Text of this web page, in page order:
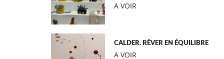
A VOIR
CALDER. RÊVER EN ÉQUILIBRE
A VOIR